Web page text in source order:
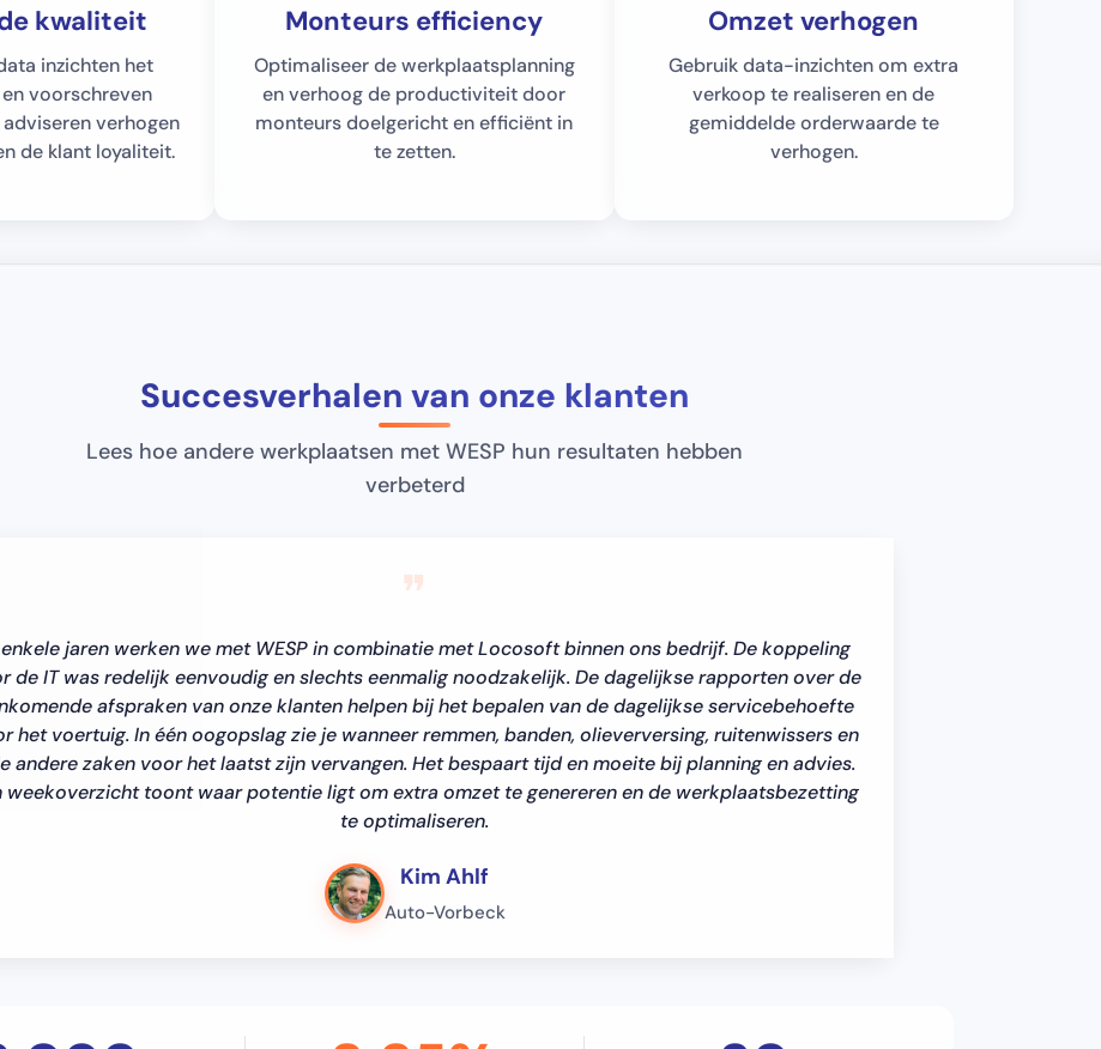
kwaliteit
inzichten het
voorschreven
verhogen
de klant loyaliteit.
Monteurs efficiency
Optimaliseer de werkplaatsplanning
en verhoog de productiviteit door
monteurs doelgericht en efficiënt in
te zetten.
Omzet verhogen
Gebruik data-inzichten om extra
verkoop te realiseren en de
gemiddelde orderwaarde te
verhogen.
Succesverhalen van onze klanten
Lees hoe andere werkplaatsen met WESP hun resultaten hebben
verbeterd
❞
jaren werken we met WESP in combinatie met Locosoft binnen ons bedrijf. De koppeling
de IT was redelijk eenvoudig en slechts eenmalig noodzakelijk. De dagelijkse rapporten over de
afspraken van onze klanten helpen bij het bepalen van de dagelijkse servicebehoefte
het voertuig. In één oogopslag zie je wanneer remmen, banden, olieverversing, ruitenwissers en
andere zaken voor het laatst zijn vervangen. Het bespaart tijd en moeite bij planning en advies.
weekoverzicht toont waar potentie ligt om extra omzet te genereren en de werkplaatsbezetting
te optimaliseren.
Kim Ahlf
Auto-Vorbeck